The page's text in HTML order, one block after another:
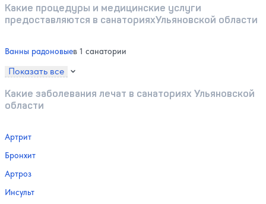
Какие процедуры и медицинские услуги
предоставляются в санаторияхУльяновской области
Ванны радоновыев 1 санатории
Показать все
Какие заболевания лечат в санаториях Ульяновской
области
Артрит
Бронхит
Артроз
Инсульт